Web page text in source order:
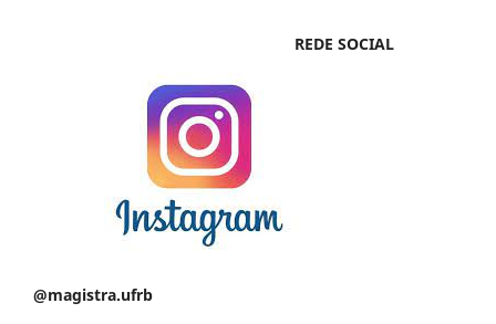
REDE SOCIAL
@magistra.ufrb